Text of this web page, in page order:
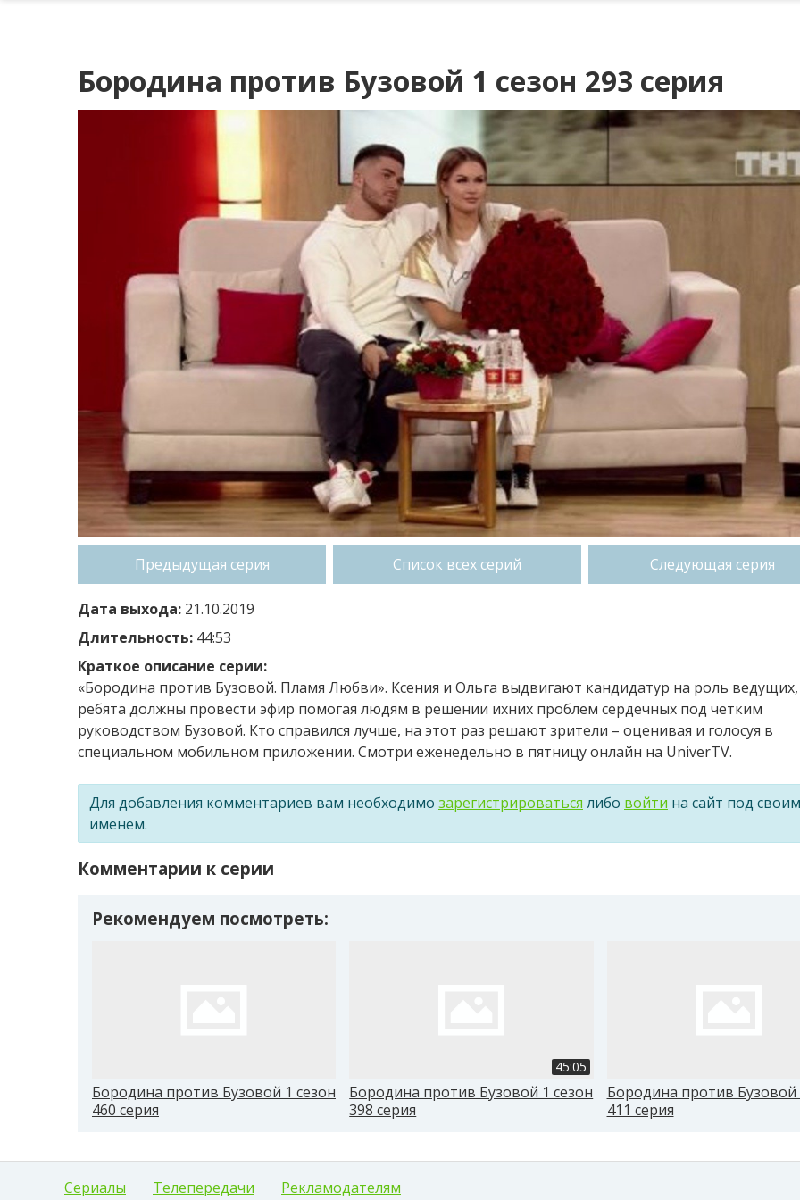
Бородина против Бузовой 1 сезон 293 серия
Предыдущая серия Список всех серий Следующая серия
Дата выхода: 21.10.2019
Длительность: 44:53
Краткое описание серии:
«Бородина против Бузовой. Пламя Любви». Ксения и Ольга выдвигают кандидатур на роль
ребята должны провести эфир помогая людям в решении ихних проблем сердечных под четким
руководством Бузовой. Кто справился лучше, на этот раз решают зрители – оценивая и голосуя в
специальном мобильном приложении. Смотри еженедельно в пятницу онлайн на UniverTV.
Для добавления комментариев вам необходимо зарегистрироваться либо войти на сайт под своим
именем.
Комментарии к серии
Рекомендуем посмотреть:
Бородина против Бузовой 1 сезон
460 серия
45:05
Бородина против Бузовой 1 сезон
398 серия
Бородина против Бузовой
411 серия
Сериалы Телепередачи Рекламодателям